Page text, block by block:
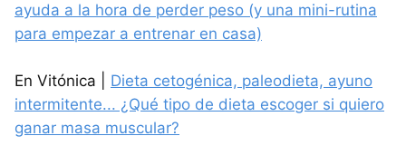
ayuda a la hora de perder peso (y una mini-rutina
para empezar a entrenar en casa)
En Vitónica | Dieta cetogénica, paleodieta, ayuno
intermitente... ¿Qué tipo de dieta escoger si quiero
ganar masa muscular?